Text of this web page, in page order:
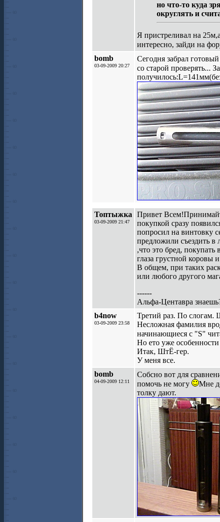
но что-то куда
округлять и
Я пристреливал на
интересно, зайди на
bomb
03-09-2009 20:27
Сегодня забрал
со старой проверять...
Топтыжка
03-09-2009 21:47
Привет
покупкой сразу
попросил на винтовку
предложили съездить в
,что это бред,
глаза грустной коровы
В общем, при таких
или любого другого
------
Альфа-Центавра
b4now
03-09-2009 23:58
Третий раз. По слогам.
Несложная фамилия
начинающиеся с "S"
Но ето уже
Итак, ШтЁ-гер.
У меня все.
bomb
04-09-2009 12:11
Собсно вот для
помочь не могу
Мне
толку дают.